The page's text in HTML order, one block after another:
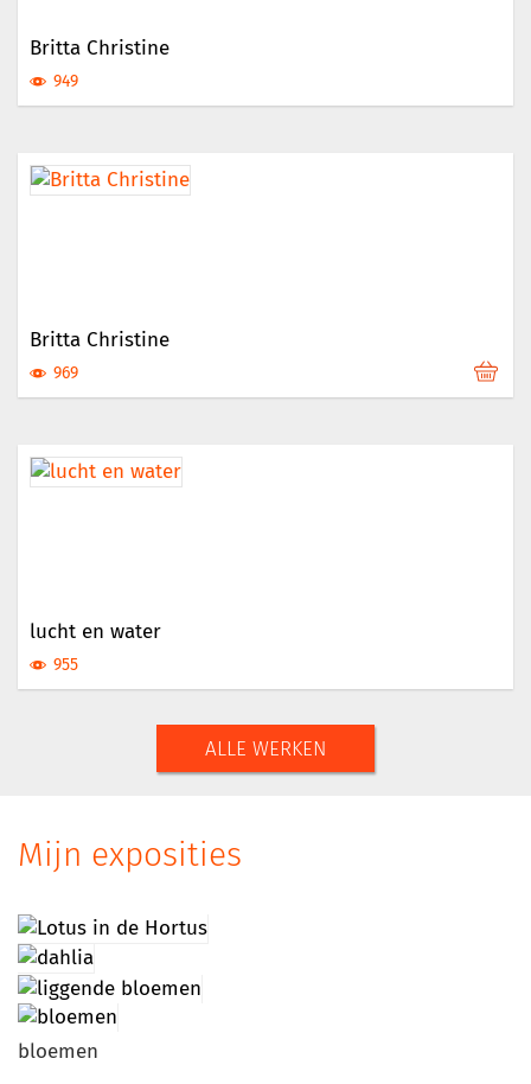
Britta Christine
949
Britta Christine
969
lucht en water
955
ALLE WERKEN
Mijn exposities
bloemen